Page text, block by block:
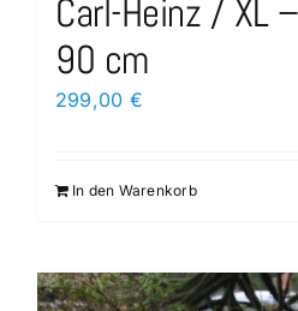
Carl-Heinz / XL
90 cm
299,00 €
In den Warenkorb